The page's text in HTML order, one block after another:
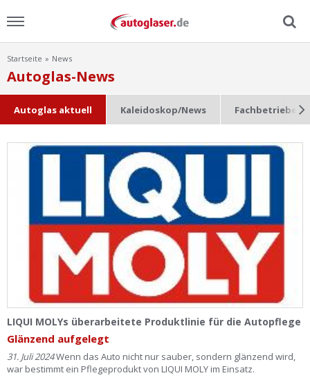
Home
Scheibensuche
Ist Ihre Werkstatt schon dabei?
Kostenlos eintragen
Werkstatt Login
Startseite News
Autoglas-News
Autoglas aktuell Kaleidoskop/News Fachbetriebe
LIQUI MOLYs überarbeitete Produktlinie für die Autopflege
Glänzend aufgelegt
31. Juli 2024Wenn das Auto nicht nur sauber, sondern glänzend wird,
war bestimmt ein Pflegeprodukt von LIQUI MOLY im Einsatz.